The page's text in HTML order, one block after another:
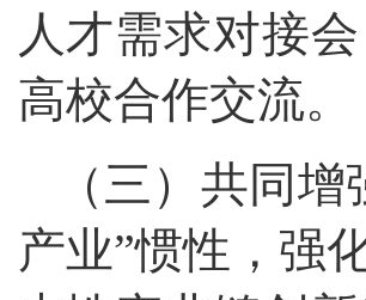
人才需求对接
高校合作交流。
（三）共同
产业”惯性，强